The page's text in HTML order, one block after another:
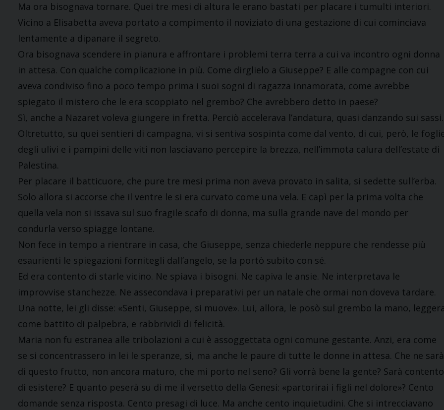
Ma ora bisognava tornare. Quei tre mesi di altura le erano bastati per placare i tumulti interiori.
Vicino a Elisabetta aveva portato a compimento il noviziato di una gestazione di cui cominciava
lentamente a dipanare il segreto.
Ora bisognava scendere in pianura e affrontare i problemi terra terra a cui va incontro ogni donna
in attesa. Con qualche complicazione in più. Come dirglielo a Giuseppe? E alle compagne con cui
aveva condiviso fino a poco tempo prima i suoi sogni di ragazza innamorata, come avrebbe
spiegato il mistero che le era scoppiato nel grembo? Che avrebbero detto in paese?
Sì, anche a Nazaret voleva giungere in fretta. Perciò accelerava l’andatura, quasi danzando sui sassi.
Oltretutto, su quei sentieri di campagna, vi si sentiva sospinta come dal vento, di cui, però, le
degli ulivi e i pampini delle viti non lasciavano percepire la brezza, nell’immota calura dell’estate di
Palestina.
Per placare il batticuore, che pure tre mesi prima non aveva provato in salita, si sedette sull’erba.
Solo allora si accorse che il ventre le si era curvato come una vela. E capì per la prima volta che
quella vela non si issava sul suo fragile scafo di donna, ma sulla grande nave del mondo per
condurla verso spiagge lontane.
Non fece in tempo a rientrare in casa, che Giuseppe, senza chiederle neppure che rendesse più
esaurienti le spiegazioni fornitegli dall’angelo, se la portò subito con sé.
Ed era contento di starle vicino. Ne spiava i bisogni. Ne capiva le ansie. Ne interpretava le
improvvise stanchezze. Ne assecondava i preparativi per un natale che ormai non doveva tardare.
Una notte, lei gli disse: «Senti, Giuseppe, si muove». Lui, allora, le posò sul grembo la mano,
come battito di palpebra, e rabbrividì di felicità.
Maria non fu estranea alle tribolazioni a cui è assoggettata ogni comune gestante. Anzi, era come
se si concentrassero in lei le speranze, sì, ma anche le paure di tutte le donne in attesa. Che ne sarà
di questo frutto, non ancora maturo, che mi porto nel seno? Gli vorrà bene la gente? Sarà contento
di esistere? E quanto peserà su di me il versetto della Genesi: «partorirai i figli nel dolore»? Cento
domande senza risposta. Cento presagi di luce. Ma anche cento inquietudini. Che si intrecciavano